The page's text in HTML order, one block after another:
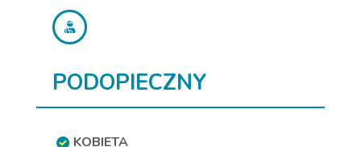
PODOPIECZNY
KOBIETA